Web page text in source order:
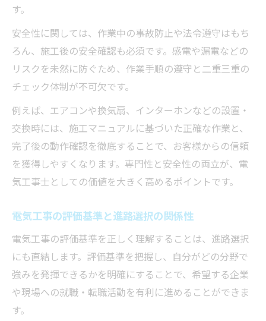
す。
安全性に関しては、作業中の事故防止や法令遵守はもち
ろん、施工後の安全確認も必須です。感電や漏電などの
リスクを未然に防ぐため、作業手順の遵守と二重三重の
チェック体制が不可欠です。
例えば、エアコンや換気扇、インターホンなどの設置・
交換時には、施工マニュアルに基づいた正確な作業と、
完了後の動作確認を徹底することで、お客様からの信頼
を獲得しやすくなります。専門性と安全性の両立が、電
気工事士としての価値を大きく高めるポイントです。
電気工事の評価基準と進路選択の関係性
電気工事の評価基準を正しく理解することは、進路選択
にも直結します。評価基準を把握し、自分がどの分野で
強みを発揮できるかを明確にすることで、希望する企業
や現場への就職・転職活動を有利に進めることができま
す。